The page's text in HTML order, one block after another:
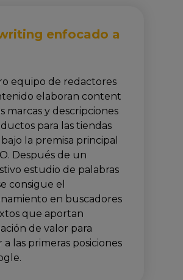
enfocado a
equipo de redactores
elaboran content
marcas y descripciones
para las tiendas
la premisa principal
Después de un
estudio de palabras
consigue el
en buscadores
que aportan
de valor para
a las primeras posiciones